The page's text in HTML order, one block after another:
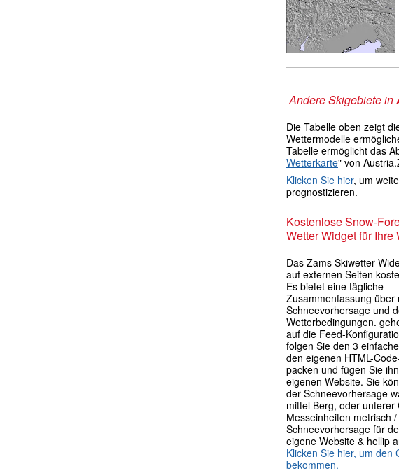
Andere Skigebiete in
Die Tabelle oben zeigt
Wettermodelle
Tabelle ermöglicht das
Wetterkarte" von
Klicken Sie hier, um
prognostizieren.
Kostenlose Snow-
Wetter Widget für Ihre
Das Zams Skiwetter
auf externen Seiten
Es bietet eine tägliche
Zusammenfassung über
Schneevorhersage und
Wetterbedingungen.
auf die Feed-
folgen Sie den 3
den eigenen HTML-
packen und fügen Sie
eigenen Website. Sie
der Schneevorhersage
mittel Berg, oder unterer
Messeinheiten metrisch /
Schneevorhersage für
eigene Website & hellip
Klicken Sie hier, um den
bekommen.